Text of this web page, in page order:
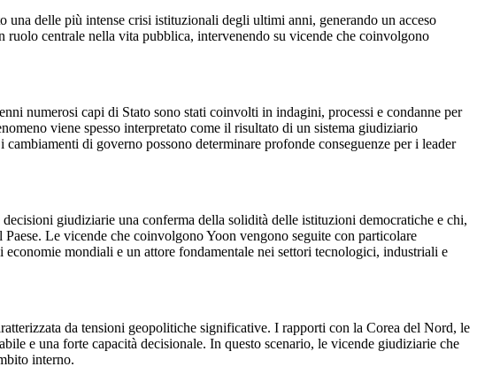
delle più intense crisi istituzionali degli ultimi anni, generando un acceso
ruolo centrale nella vita pubblica, intervenendo su vicende che coinvolgono
numerosi capi di Stato sono stati coinvolti in indagini, processi e condanne per
viene spesso interpretato come il risultato di un sistema giudiziario
di governo possono determinare profonde conseguenze per i leader
giudiziarie una conferma della solidità delle istituzioni democratiche e chi,
Le vicende che coinvolgono Yoon vengono seguite con particolare
mondiali e un attore fondamentale nei settori tecnologici, industriali e
da tensioni geopolitiche significative. I rapporti con la Corea del Nord, le
e una forte capacità decisionale. In questo scenario, le vicende giudiziarie che
interno.